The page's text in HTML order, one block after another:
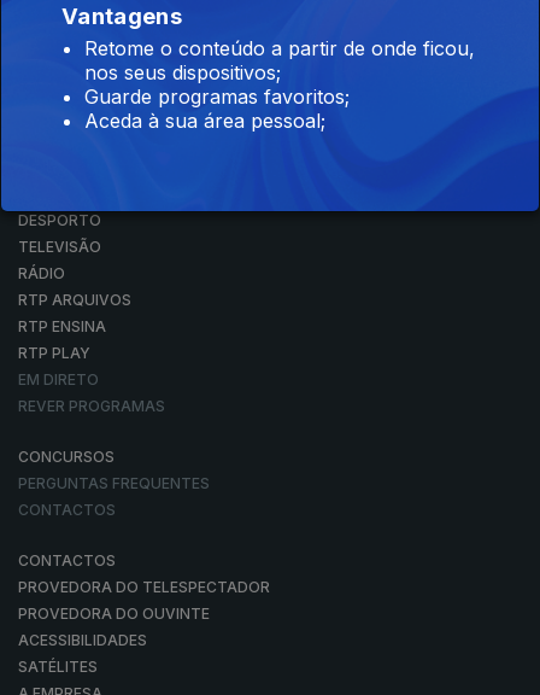
DESPORTO
TELEVISÃO
RÁDIO
RTP ARQUIVOS
RTP ENSINA
RTP PLAY
EM DIRETO
REVER PROGRAMAS
CONCURSOS
PERGUNTAS FREQUENTES
CONTACTOS
CONTACTOS
PROVEDORA DO TELESPECTADOR
PROVEDORA DO OUVINTE
ACESSIBILIDADES
SATÉLITES
Vantagens
Retome o conteúdo a partir de onde ficou,
nos seus dispositivos;
Guarde programas favoritos;
Aceda à sua área pessoal;